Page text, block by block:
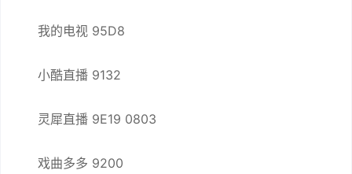
我的电视 95D8
小酷直播 9132
灵犀直播 9E19 0803
戏曲多多 9200